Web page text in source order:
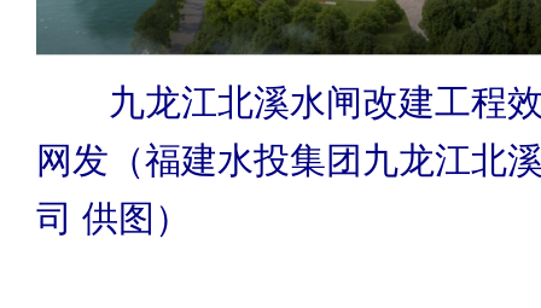
九龙江北溪水闸改建工程效
网发（福建水投集团九龙江北
司 供图）